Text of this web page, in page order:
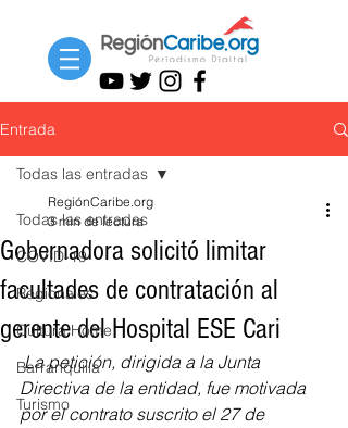
Entrada
Todas las entradas
COVID-19
Regionales
Cultura Home
Barranquilla
Turismo
Todas las entradas
Gobernadora solicitó limitar
facultades de contratación al
gerente del Hospital ESE Cari
RegiónCaribe.org
3 min de lectura
La petición, dirigida a la Junta
Directiva de la entidad, fue motivada
por el contrato suscrito el 27 de